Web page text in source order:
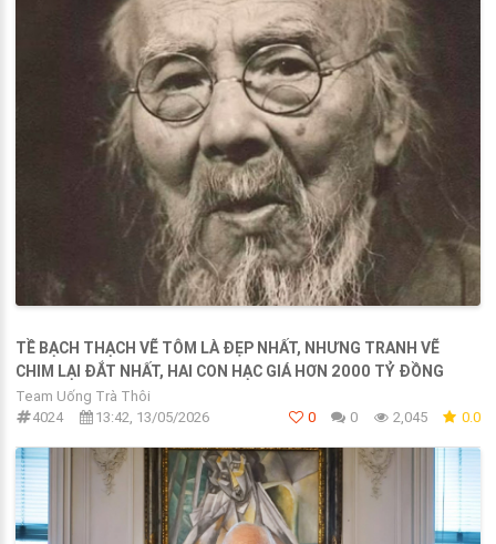
TỀ BẠCH THẠCH VẼ TÔM LÀ ĐẸP NHẤT, NHƯNG TRANH VẼ
CHIM LẠI ĐẮT NHẤT, HAI CON HẠC GIÁ HƠN 2000 TỶ ĐỒNG
Team Uống Trà Thôi
4024
13:42, 13/05/2026 0 0 2,045 0.0